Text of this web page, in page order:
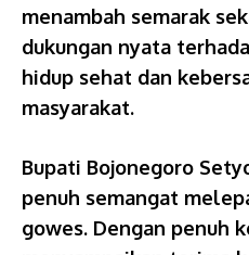
menambah semarak
dukungan nyata
hidup sehat dan
masyarakat.
Bupati Bojonegoro
penuh semangat
gowes. Dengan penuh